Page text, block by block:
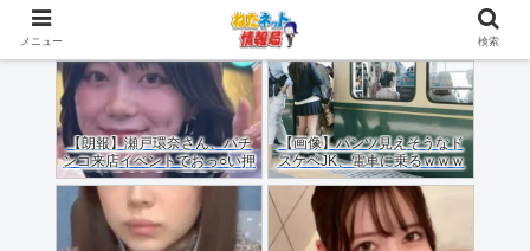
【朗報】瀬戸環奈さん、パチ
ンコ来店イベントでおっ○い押
しつけてくれる（画像あり）
【画像】パンツ見えそうなド
スケベJK、電車に乗るｗｗｗ
ｗｗｗｗｗｗｗｗｗｗｗｗ
メニュー 検索